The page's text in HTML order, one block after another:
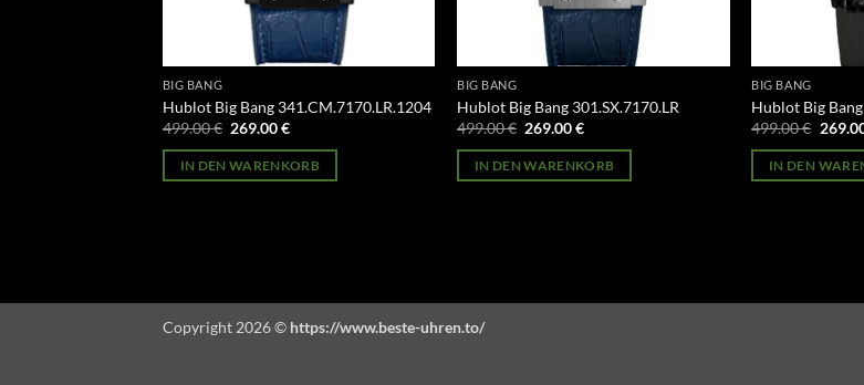
BIG BANG
Hublot Big Bang 341.CM.7170.LR.1204
499.00€ Ursprünglicher
war:
499.00 €
269.00€Aktueller
ist:
269.00 €.
IN DEN WARENKORB
BIG BANG
Hublot Big Bang 301.SX.7170.LR
499.00€ Ursprünglicher
war:
499.00 €
269.00€Aktueller
ist:
269.00 €.
IN DEN WARENKORB
BIG BANG
Hublot Big
499.00€
war:
IN DEN
Copyright 2026 © https://www.beste-uhren.to/